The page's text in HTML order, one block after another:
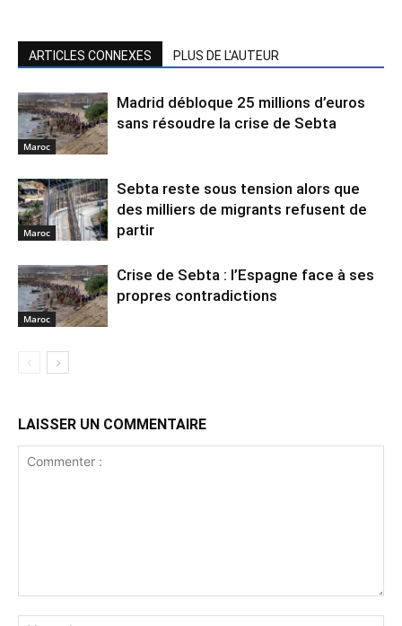
ARTICLES CONNEXES PLUS DE L'AUTEUR
Maroc
Madrid débloque 25 millions d’euros
sans résoudre la crise de Sebta
Maroc
Sebta reste sous tension alors que
des milliers de migrants refusent de
partir
Maroc
Crise de Sebta : l’Espagne face à ses
propres contradictions
LAISSER UN COMMENTAIRE